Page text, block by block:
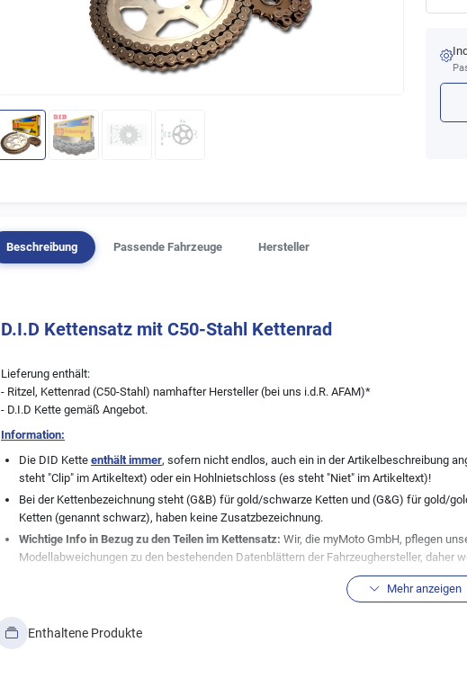
Beschreibung Passende Fahrzeuge Hersteller
D.I.D Kettensatz mit C50-Stahl Kettenrad
Lieferung enthält:
- Ritzel, Kettenrad (C50-Stahl) namhafter Hersteller (bei uns i.d.R. AFAM)*
- D.I.D Kette gemäß Angebot.
Information:
Die DID Kette enthält immer, sofern nicht endlos, auch ein in der Artikelbeschreibung
steht "Clip" im Artikeltext) oder ein Hohlnietschloss (es steht "Niet" im Artikeltext)!
Bei der Kettenbezeichnung steht (G&B) für gold/schwarze Ketten und (G&G) für gold/
Ketten (genannt schwarz), haben keine Zusatzbezeichnung.
Wichtige Info in Bezug zu den Teilen im Kettensatz: Wir, die myMoto GmbH, pflegen
Modellabweichungen zu den bestehenden Datenblättern der Fahrzeughersteller,
angezeigten Fahrzeugzuordnungen zu dem angebotenen Artikel von uns. Bei vielen
der Hersteller durchgeführt, so dass die hier aufgeführte Kitkomobination nicht immer
technisch angesprochenen Bauteile mit den bei Ihrem Fahrzeug verbauten
Mehr anzeigen
Enthaltene Produkte